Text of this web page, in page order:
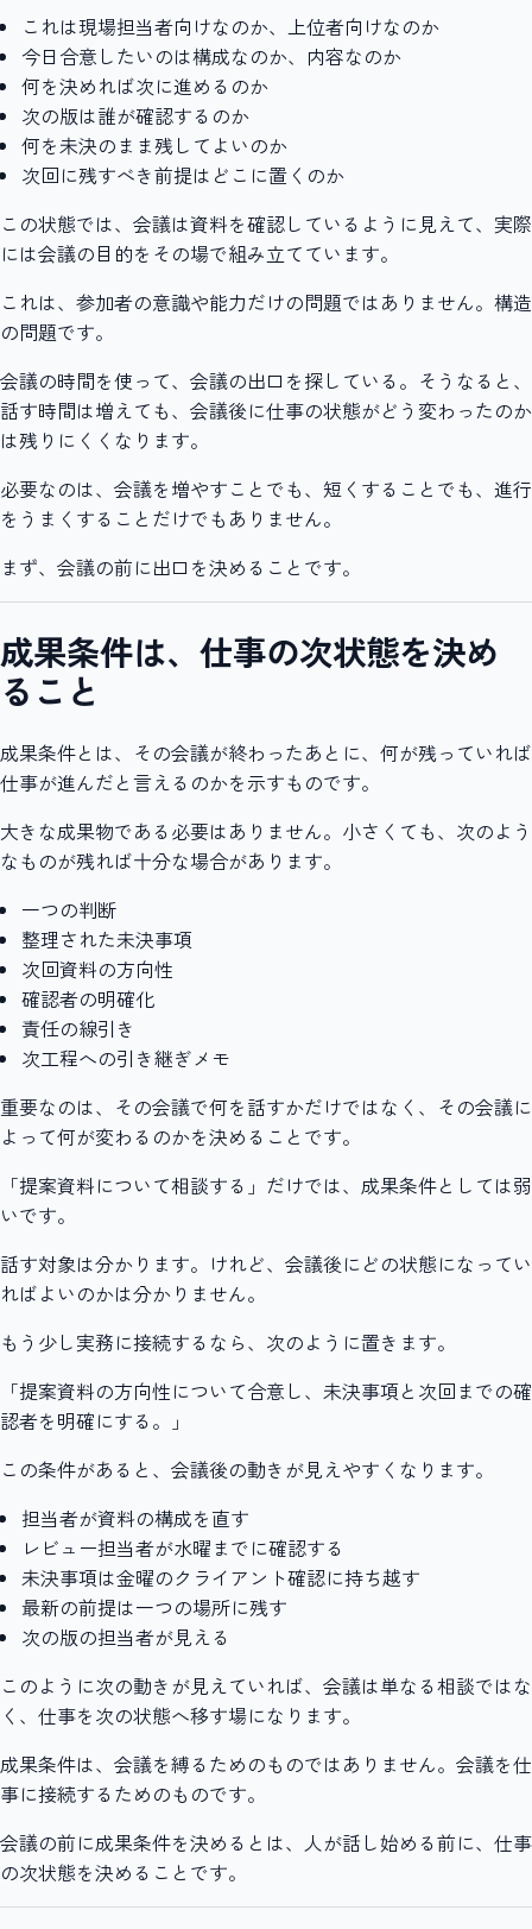
これは現場担当者向けなのか、上位者向けなのか
今日合意したいのは構成なのか、内容なのか
何を決めれば次に進めるのか
次の版は誰が確認するのか
何を未決のまま残してよいのか
次回に残すべき前提はどこに置くのか
この状態では、会議は資料を確認しているように見えて、実際
には会議の目的をその場で組み立てています。
これは、参加者の意識や能力だけの問題ではありません。構造
の問題です。
会議の時間を使って、会議の出口を探している。そうなると、
話す時間は増えても、会議後に仕事の状態がどう変わったのか
は残りにくくなります。
必要なのは、会議を増やすことでも、短くすることでも、進行
をうまくすることだけでもありません。
まず、会議の前に出口を決めることです。
成果条件は、仕事の次状態を決め
ること
成果条件とは、その会議が終わったあとに、何が残っていれば
仕事が進んだと言えるのかを示すものです。
大きな成果物である必要はありません。小さくても、次のよう
なものが残れば十分な場合があります。
一つの判断
整理された未決事項
次回資料の方向性
確認者の明確化
責任の線引き
次工程への引き継ぎメモ
重要なのは、その会議で何を話すかだけではなく、その会議に
よって何が変わるのかを決めることです。
「提案資料について相談する」だけでは、成果条件としては弱
いです。
話す対象は分かります。けれど、会議後にどの状態になってい
ればよいのかは分かりません。
もう少し実務に接続するなら、次のように置きます。
「提案資料の方向性について合意し、未決事項と次回までの確
認者を明確にする。」
この条件があると、会議後の動きが見えやすくなります。
担当者が資料の構成を直す
レビュー担当者が水曜までに確認する
未決事項は金曜のクライアント確認に持ち越す
最新の前提は一つの場所に残す
次の版の担当者が見える
このように次の動きが見えていれば、会議は単なる相談ではな
く、仕事を次の状態へ移す場になります。
成果条件は、会議を縛るためのものではありません。会議を仕
事に接続するためのものです。
会議の前に成果条件を決めるとは、人が話し始める前に、仕事
の次状態を決めることです。